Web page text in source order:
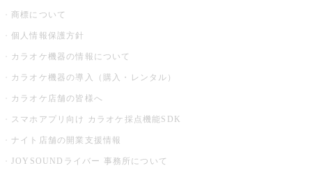
商標について
個人情報保護方針
カラオケ機器の情報について
カラオケ機器の導入（購入・レンタル）
カラオケ店舗の皆様へ
スマホアプリ向け カラオケ採点機能SDK
ナイト店舗の開業支援情報
JOYSOUNDライバー 事務所について